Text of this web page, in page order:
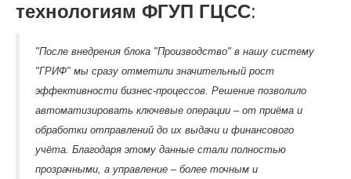
технологиям ФГУП ГЦСС:
"После внедрения блока "Производство" в нашу систему
"ГРИФ" мы сразу отметили значительный рост
эффективности бизнес-процессов. Решение позволило
автоматизировать ключевые операции – от приёма и
обработки отправлений до их выдачи и финансового
учёта. Благодаря этому данные стали полностью
прозрачными, а управление – более точным и